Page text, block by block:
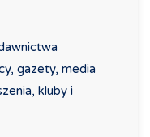
gazety, media
kluby i